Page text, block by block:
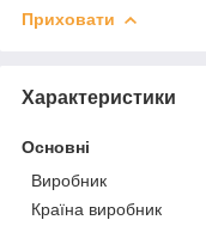
Приховати
Характеристики
Основні
Виробник
Країна виробник